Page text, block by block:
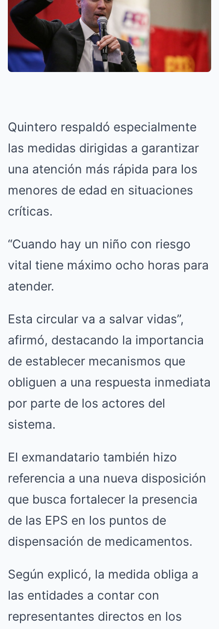
Quintero respaldó especialmente
las medidas dirigidas a garantizar
una atención más rápida para los
menores de edad en situaciones
críticas.
“Cuando hay un niño con riesgo
vital tiene máximo ocho horas para
atender.
Esta circular va a salvar vidas”,
afirmó, destacando la importancia
de establecer mecanismos que
obliguen a una respuesta inmediata
por parte de los actores del
sistema.
El exmandatario también hizo
referencia a una nueva disposición
que busca fortalecer la presencia
de las EPS en los puntos de
dispensación de medicamentos.
Según explicó, la medida obliga a
las entidades a contar con
representantes directos en los